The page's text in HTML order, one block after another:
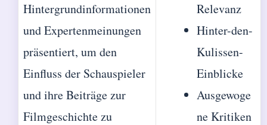
Hintergrundinformationen
und Expertenmeinungen
präsentiert, um den
Einfluss der Schauspieler
und ihre Beiträge zur
Filmgeschichte zu
Relevanz
Hinter-den-
Kulissen-
Einblicke
Ausgewoge
ne Kritiken